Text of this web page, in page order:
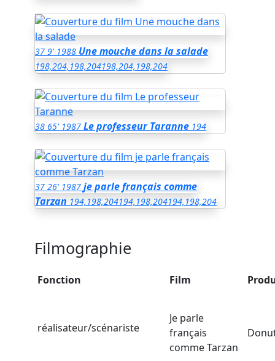
37 9' 1988 Une mouche dans la salade
198,204,198,204198,204,198,204
38 65' 1987 Le professeur Taranne 194
37 26' 1987 je parle français comme
Tarzan 194,198,204194,198,204194,198,204
Filmographie
Fonction Film
réalisateur/scénariste
Je parle
français
comme Tarzan